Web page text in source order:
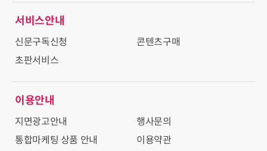
서비스안내
신문구독신청
콘텐츠구매
초판서비스
이용안내
지면광고안내
행사문의
통합마케팅 상품 안내
이용약관